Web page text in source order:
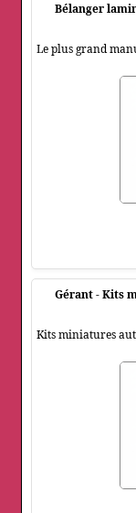
Bélanger
Le plus grand
Gérant - Kits
Kits miniatures